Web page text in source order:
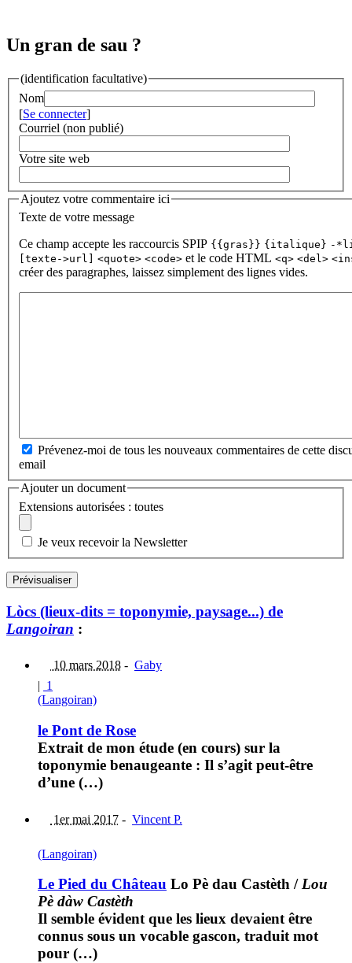
Un gran de sau ?
(identification facultative)
Nom
[Se connecter]
Courriel (non publié)
Votre site web
Ajoutez votre commentaire ici
Texte de votre message
Ce champ accepte les raccourcis SPIP {{gras}} {italique} -
[texte->url]
<quote> <code> et le code HTML <q> <del>
créer des paragraphes, laissez simplement des lignes vides.
Prévenez-moi de tous les nouveaux commentaires de cette
email
Ajouter un document
Extensions autorisées : toutes
Je veux recevoir la Newsletter
Lòcs (lieux-dits = toponymie, paysage...) de
Langoiran :
10 mars 2018 - Gaby
| 1
(Langoiran)
le Pont de Rose
Extrait de mon étude (en cours) sur la
toponymie benaugeante : Il s’agit peut-être
d’une (…)
1er mai 2017 - Vincent P.
(Langoiran)
Le Pied du Château Lo Pè dau Castèth /Lou
Pè dàw Castèth
Il semble évident que les lieux devaient être
connus sous un vocable gascon, traduit mot
pour (…)